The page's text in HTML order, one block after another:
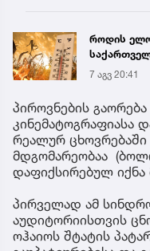
როდის
გრადუსიან
7 აგვ 20:41
პიროვნების
კინემატოგრაფიასა
რეალურ ცხოვრებაში
მდგომარეობაა
დაფიქსირებულ
პირველად ამ
აუდიტორიისთვის
ოჰაიოს შტატის